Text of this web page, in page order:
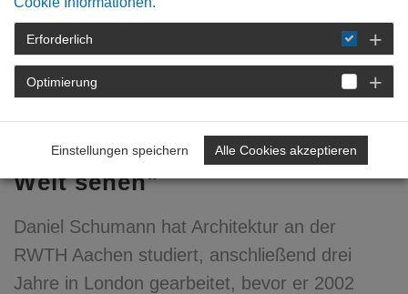
STARTSEITE
DETAIL
"Ich wollte schon immer die
Welt sehen"
Daniel Schumann hat Architektur an der
RWTH Aachen studiert, anschließend drei
Jahre in London gearbeitet, bevor er 2002
Erforderlich
Optimierung
Einstellungen speichern Alle Cookies akzeptieren